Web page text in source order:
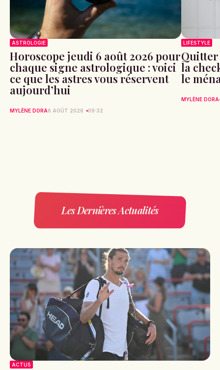
ASTROLOGIE
Horoscope jeudi 6 août 2026 pour
chaque signe astrologique : voici
ce que les astres vous réservent
aujourd’hui
MYLÈNE DORA6 AOÛT 2026 09:32
LIFESTYLE
Quitter
la
le
MYLÈNE DORA
Les Dernières Actualités
ACTUS